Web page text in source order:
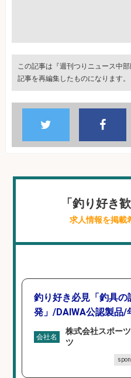
この記事は『週刊つりニュース中
記事を再編集したものになります。
「釣り好き
求人情報を掲載
釣り好き必見「釣具の
発」/DAIWA公認製品/
会社名
株式会社スポー
ツ